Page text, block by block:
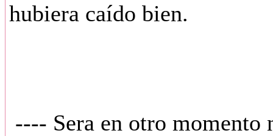
hubiera caído bien.
---- Sera en otro momento